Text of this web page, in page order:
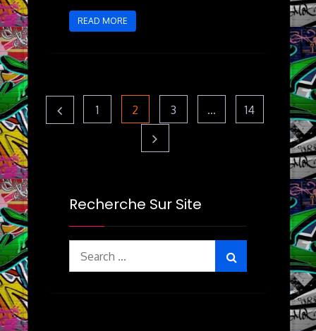
READ MORE
Pagination
publications
Page
1 Page
2 Page
3 … Page
14
Recherche Sur Site
for: